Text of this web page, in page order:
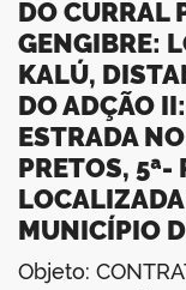
DO CURRAL
GENGIBRE:
KALÚ,
DO ADÇÃO
ESTRADA
PRETOS, 5ª-
MUNICÍPIO
Objeto: